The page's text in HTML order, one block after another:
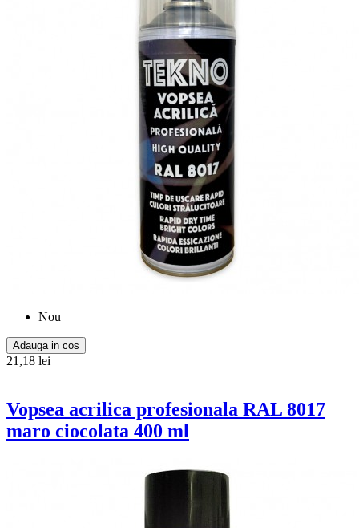
Nou
Adauga in cos
21,18 lei
Vopsea acrilica profesionala RAL 8017
maro ciocolata 400 ml